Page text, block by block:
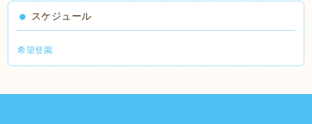
スケジュール
希望登園